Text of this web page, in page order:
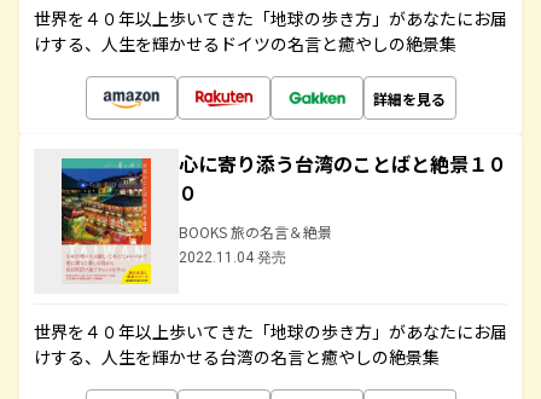
世界を４０年以上歩いてきた「地球の歩き方」があなたにお届
けする、人生を輝かせるドイツの名言と癒やしの絶景集
詳細を見る
心に寄り添う台湾のことばと絶景１０
０
BOOKS 旅の名言＆絶景
2022.11.04 発売
世界を４０年以上歩いてきた「地球の歩き方」があなたにお届
けする、人生を輝かせる台湾の名言と癒やしの絶景集